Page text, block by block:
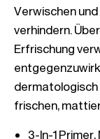
Verwischen
verhindern.
Erfrischung
frischen,
3-In-1